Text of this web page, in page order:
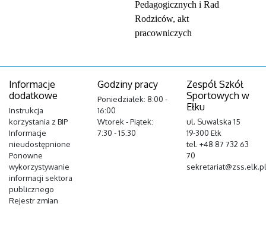
Pedagogicznych i Rad
Rodziców, akt
pracowniczych
Informacje
dodatkowe
Instrukcja
korzystania z BIP
Informacje
nieudostępnione
Ponowne
wykorzystywanie
informacji sektora
publicznego
Rejestr zmian
Godziny pracy
Poniedziałek: 8:00 -
16:00
Wtorek - Piątek:
7:30 - 15:30
Zespół Szkół
Sportowych w
Ełku
ul. Suwalska 15
19-300 Ełk
tel. +48 87 732 63
70
sekretariat@zss.elk.pl